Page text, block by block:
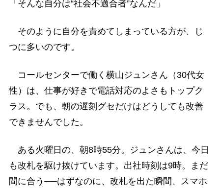
「そんな自分は“社会不適合者”なんだ」
そのように自分を責めてしまっている方が、じ
つに多いのです。
コールセンターで働く横山ジュンさん（30代女
性）は、仕事が好きで電話対応のよさもトップク
ラス。でも、朝の遅刻グセだけはどうしても改善
できませんでした。
ある火曜日の、朝8時55分。ジュンさんは、今日
も改札を駆け抜けています。出社時刻は9時。まだ
間に合う──はずなのに、改札を出た瞬間、スマホ